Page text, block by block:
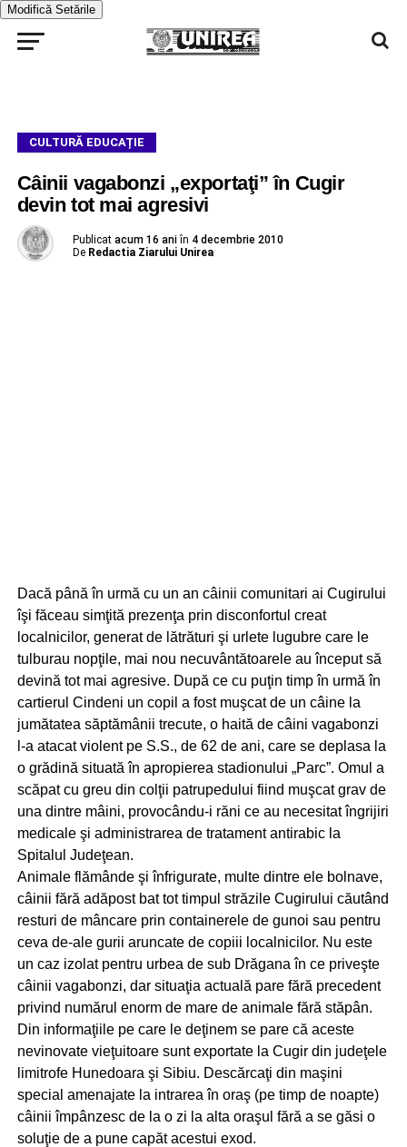
Modifică Setările
CULTURĂ EDUCAȚIE
Câinii vagabonzi „exportaţi” în Cugir
devin tot mai agresivi
Publicat acum 16 ani în 4 decembrie 2010
De Redactia Ziarului Unirea
Dacă până în urmă cu un an câinii comunitari ai Cugirului
îşi făceau simţită prezenţa prin disconfortul creat
localnicilor, generat de lătrături şi urlete lugubre care le
tulburau nopţile, mai nou necuvântătoarele au început să
devină tot mai agresive. După ce cu puţin timp în urmă în
cartierul Cindeni un copil a fost muşcat de un câine la
jumătatea săptămânii trecute, o haită de câini vagabonzi
l-a atacat violent pe S.S., de 62 de ani, care se deplasa la
o grădină situată în apropierea stadionului „Parc”. Omul a
scăpat cu greu din colţii patrupedului fiind muşcat grav de
una dintre mâini, provocându-i răni ce au necesitat îngrijiri
medicale şi administrarea de tratament antirabic la
Spitalul Judeţean.
Animale flămânde şi înfrigurate, multe dintre ele bolnave,
câinii fără adăpost bat tot timpul străzile Cugirului căutând
resturi de mâncare prin containerele de gunoi sau pentru
ceva de-ale gurii aruncate de copiii localnicilor. Nu este
un caz izolat pentru urbea de sub Drăgana în ce priveşte
câinii vagabonzi, dar situaţia actuală pare fără precedent
privind numărul enorm de mare de animale fără stăpân.
Din informaţiile pe care le deţinem se pare că aceste
nevinovate vieţuitoare sunt exportate la Cugir din judeţele
limitrofe Hunedoara şi Sibiu. Descărcaţi din maşini
special amenajate la intrarea în oraş (pe timp de noapte)
câinii împânzesc de la o zi la alta oraşul fără a se găsi o
soluţie de a pune capăt acestui exod.